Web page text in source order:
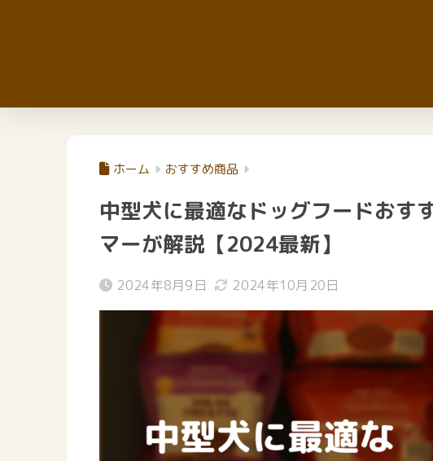
ホーム おすすめ商品
中型犬に最適なドッグフードおす
マーが解説【2024最新】
2024年8月9日 2024年10月20日